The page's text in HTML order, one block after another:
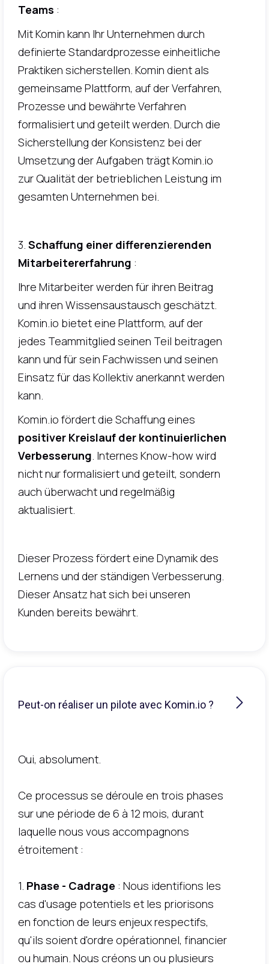
Teams :
Mit Komin kann Ihr Unternehmen durch
definierte Standardprozesse einheitliche
Praktiken sicherstellen. Komin dient als
gemeinsame Plattform, auf der Verfahren,
Prozesse und bewährte Verfahren
formalisiert und geteilt werden. Durch die
Sicherstellung der Konsistenz bei der
Umsetzung der Aufgaben trägt Komin.io
zur Qualität der betrieblichen Leistung im
gesamten Unternehmen bei.
3. Schaffung einer differenzierenden
Mitarbeitererfahrung :
Ihre Mitarbeiter werden für ihren Beitrag
und ihren Wissensaustausch geschätzt.
Komin.io bietet eine Plattform, auf der
jedes Teammitglied seinen Teil beitragen
kann und für sein Fachwissen und seinen
Einsatz für das Kollektiv anerkannt werden
kann.
Komin.io fördert die Schaffung eines
positiver Kreislauf der kontinuierlichen
Verbesserung. Internes Know-how wird
nicht nur formalisiert und geteilt, sondern
auch überwacht und regelmäßig
aktualisiert.
Dieser Prozess fördert eine Dynamik des
Lernens und der ständigen Verbesserung.
Dieser Ansatz hat sich bei unseren
Kunden bereits bewährt.
Peut-on réaliser un pilote avec Komin.io ?
Oui, absolument.
Ce processus se déroule en trois phases
sur une période de 6 à 12 mois, durant
laquelle nous vous accompagnons
étroitement :
1. Phase - Cadrage : Nous identifions les
cas d'usage potentiels et les priorisons
en fonction de leurs enjeux respectifs,
qu'ils soient d'ordre opérationnel, financier
ou humain. Nous créons un ou plusieurs